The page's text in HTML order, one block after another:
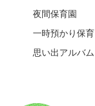
夜間保育園
一時預かり保育
思い出アルバム